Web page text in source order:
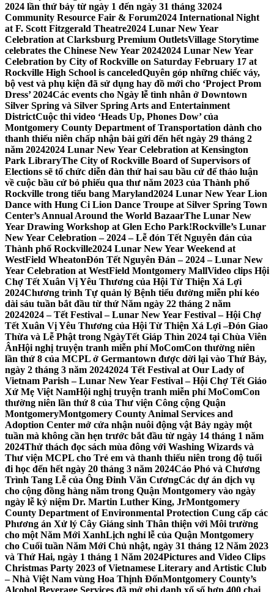
2024 lần thứ bảy từ ngày 1 đến ngày 31 tháng 32024
Community Resource Fair & Forum2024 International Night
at F. Scott Fitzgerald Theatre2024 Lunar New Year
Celebration at Clarksburg Premium OutletsVillage Storytime
celebrates the Chinese New Year 20242024 Lunar New Year
Celebration by City of Rockville on Saturday February 17 at
Rockville High School is canceledQuyên góp những chiếc váy,
bộ vest và phụ kiện đã sử dụng hay đồ mới cho ‘Project Prom
Dress’ 2024Các events cho Ngày lễ tình nhân ở Downtown
Silver Spring và Silver Spring Arts and Entertainment
DistrictCuộc thi video ‘Heads Up, Phones Dow’ của
Montgomery County Department of Transportation dành cho
thanh thiếu niên chấp nhận bài gửi đến hết ngày 29 tháng 2
năm 20242024 Lunar New Year Celebration at Kensington
Park LibraryThe City of Rockville Board of Supervisors of
Elections sẽ tổ chức diễn đàn thứ hai sau bầu cử để thảo luận
về cuộc bầu cử bỏ phiếu qua thư năm 2023 của Thành phố
Rockville trong tiểu bang Maryland2024 Lunar New Year Lion
Dance with Hung Ci Lion Dance Troupe at Silver Spring Town
Center’s Annual Around the World BazaarThe Lunar New
Year Drawing Workshop at Glen Echo Park!Rockville’s Lunar
New Year Celebration – 2024 – Lễ đón Tết Nguyên đán của
Thành phố Rockville2024 Lunar New Year Weekend at
WestField WheatonĐón Tết Nguyên Đán – 2024 – Lunar New
Year Celebration at WestField Montgomery MallVideo clips Hội
Chợ Tết Xuân Vị Yêu Thương của Hội Từ Thiện Xá Lợi
2024Chương trình Tự quản lý Bệnh tiểu đường miễn phí kéo
dài sáu tuần bắt đầu từ thứ Năm ngày 22 tháng 2 năm
20242024 – Tết Festival – Lunar New Year Festival – Hội Chợ
Tết Xuân Vị Yêu Thương của Hội Từ Thiện Xá Lợi –Đón Giao
Thừa và Lễ Phật trong NgàyTết Giáp Thìn 2024 tại Chùa Viên
ÂnHội nghị truyện tranh miễn phí MoComCon thường niên
lần thứ 8 của MCPL ở Germantown được dời lại vào Thứ Bảy,
ngày 2 tháng 3 năm 20242024 Tết Festival at Our Lady of
Vietnam Parish – Lunar New Year Festival – Hội Chợ Tết Giáo
Xứ Mẹ Việt NamHội nghị truyện tranh miễn phí MoComCon
thường niên lần thứ 8 của Thư viện Công cộng Quận
MontgomeryMontgomery County Animal Services and
Adoption Center mở cửa nhận nuôi động vật Bảy ngày một
tuần mà không cần hẹn trước bắt đầu từ ngày 14 tháng 1 năm
2024Thử thách đọc sách mùa đông với Washing Wizards và
Thư viện MCPL cho Trẻ em và thanh thiếu niên trong độ tuổi
đi học đến hết ngày 20 tháng 3 năm 2024Cáo Phó và Chương
Trình Tang Lễ của Ông Đinh Văn CươngCác dự án dịch vụ
cho cộng đồng hàng năm trong Quận Montgomery vào ngày
ngày lễ kỷ niệm Dr. Martin Luther King, JrMontgomery
County Department of Environmental Protection Cung cấp các
Phương án Xử lý Cây Giáng sinh Thân thiện với Môi trường
cho một Năm Mới XanhLịch nghỉ lễ của Quận Montgomery
cho Cuối tuần Năm Mới Chủ nhật, ngày 31 tháng 12 Năm 2023
và Thứ Hai, ngày 1 tháng 1 Năm 2024Pictures and Video Clips
Christmas Party 2023 of Vietnamese Literary and Artistic Club
– Nhà Việt Nam vùng Hoa Thịnh ĐốnMontgomery County’s
Alcohol Beverage Services đã mở ghi danh xổ số hơn 400 chai